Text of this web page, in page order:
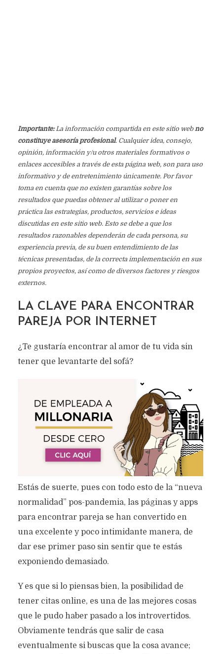
Importante:La información compartida en este sitio webno
constituye asesoría profesional. Cualquier idea, consejo,
opinión, información y/u otros materiales formativos o
enlaces accesibles a través de esta página web, son para uso
informativo y de entretenimiento únicamente. Por favor
toma en cuenta que no existen garantías sobre los
resultados que puedas obtener al utilizar o poner en
práctica las estrategias, productos, servicios e ideas
discutidas en este sitio web. Esto se debe a que los
resultados razonables dependerán de cada persona, su
experiencia previa, de su buen entendimiento de las
técnicas presentadas, de la correcta implementación en sus
propios proyectos, así como de diversos factores y riesgos
externos.
LA CLAVE PARA ENCONTRAR
PAREJA POR INTERNET
¿Te gustaría encontrar al amor de tu vida sin
tener que levantarte del sofá?
Estás de suerte, pues con todo esto de la “nueva
normalidad” pos-pandemia, las páginas y apps
para encontrar pareja se han convertido en
una excelente y poco intimidante manera, de
dar ese primer paso sin sentir que te estás
exponiendo demasiado.
Y es que si lo piensas bien, la posibilidad de
tener citas online, es una de las mejores cosas
que le pudo haber pasado a los introvertidos.
Obviamente tendrás que salir de casa
eventualmente si buscas que la cosa avance;